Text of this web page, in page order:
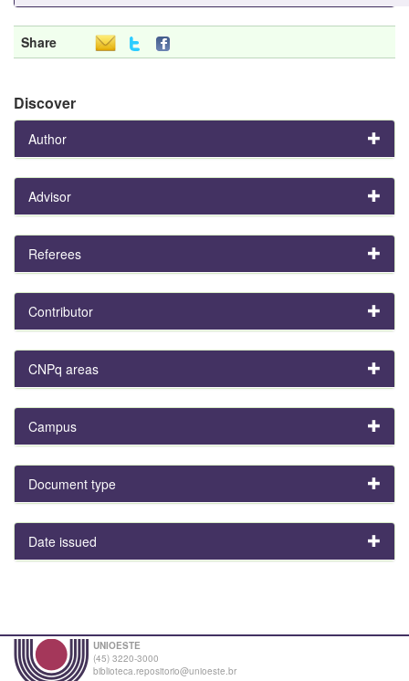
Share
Discover
Author
Advisor
Referees
Contributor
CNPq areas
Campus
Document type
Date issued
UNIOESTE
(45) 3220-3000
biblioteca.repositorio@unioeste.br